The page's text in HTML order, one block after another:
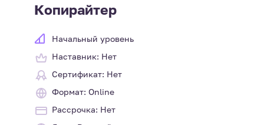
Копирайтер
Начальный уровень
Наставник: Нет
Сертификат: Нет
Формат: Online
Рассрочка: Нет